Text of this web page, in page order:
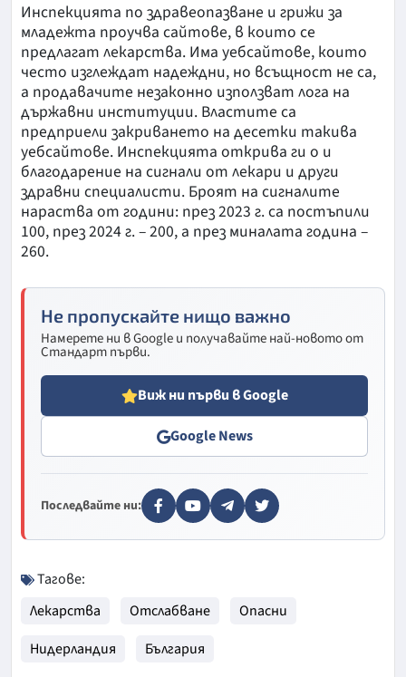
Инспекцията по здравеопазване и грижи за
младежта проучва сайтове, в които се
предлагат лекарства. Има уебсайтове, които
често изглеждат надеждни, но всъщност не са,
а продавачите незаконно използват лога на
държавни институции. Властите са
предприели закриването на десетки такива
уебсайтове. Инспекцията открива ги о и
благодарение на сигнали от лекари и други
здравни специалисти. Броят на сигналите
нараства от години: през 2023 г. са постъпили
100, през 2024 г. – 200, а през миналата година –
260.
Не пропускайте нищо важно
Намерете ни в Google и получавайте най-новото от
Стандарт първи.
Виж ни първи в Google
Google News
Последвайте ни:
Тагове:
Лекарства
Отслабване
Опасни
Нидерландия
България